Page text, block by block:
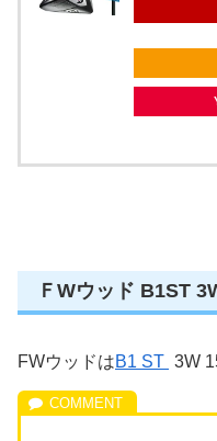
ＦWウッド B1ST
FWウッドはB1 ST 3W